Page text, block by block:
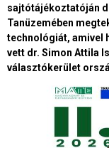
sajtótájékoztatóján
Tanüzemében
technológiát, amivel
vett dr. Simon Attila
választókerület